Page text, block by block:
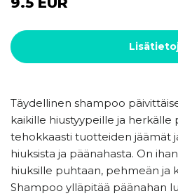
Täydellinen shampoo
kaikille hiustyypeille ja herkälle
tehokkaasti tuotteiden jäämät
hiuksista ja päänahasta. On
hiuksille puhtaan, pehmeän ja
Shampoo ylläpitää päänahan